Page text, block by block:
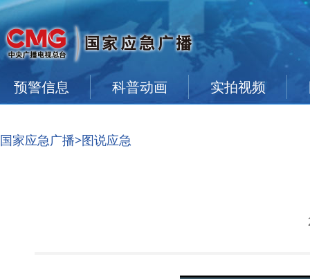
预警信息 科普动画 实拍视频
国家应急广播>图说应急